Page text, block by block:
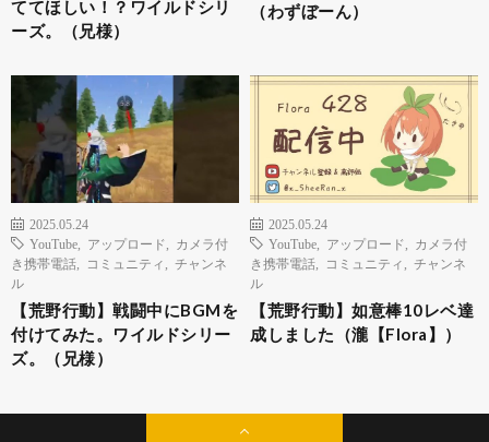
ててほしい！？ワイルドシリ
ーズ。（兄様）
（わずぼーん）
2025.05.24
YouTube
アップロード
カメラ付
き携帯電話
コミュニティ
チャンネ
ル
【荒野行動】戦闘中にBGMを
付けてみた。ワイルドシリー
ズ。（兄様）
2025.05.24
YouTube
アップロード
カメラ付
き携帯電話
コミュニティ
チャンネ
ル
【荒野行動】如意棒10レベ達
成しました（瀧【Flora】）